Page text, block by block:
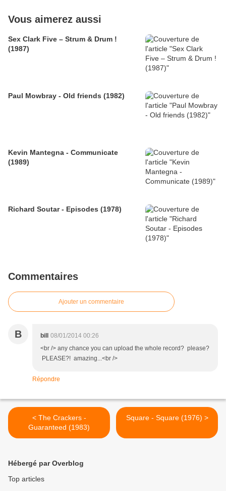
Vous aimerez aussi
Sex Clark Five ‎– Strum & Drum !
(1987)
Paul Mowbray - Old friends (1982)
Kevin Mantegna - Communicate
(1989)
Richard Soutar - Episodes (1978)
Commentaires
Ajouter un commentaire
B bill
08/01/2014 00:26
<br /> any chance you can upload the whole record? please?
PLEASE?! amazing...<br />
Répondre
< The Crackers -
Guaranteed (1983)
Square - Square (1976) >
Hébergé par Overblog
Top articles